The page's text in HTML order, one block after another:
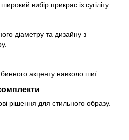
вибір прикрас із сугіліту.
діаметру та дизайну з
акценту навколо шиї.
рішення для стильного образу.